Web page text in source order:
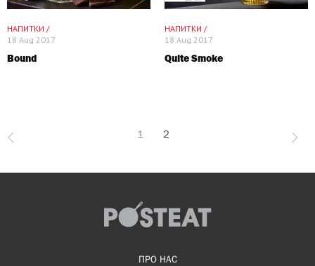
НАПИТКИ /
18 Aug 2017
Bound
НАПИТКИ /
18 Aug 2017
Quite Smoke
1 2
ПРО НАС